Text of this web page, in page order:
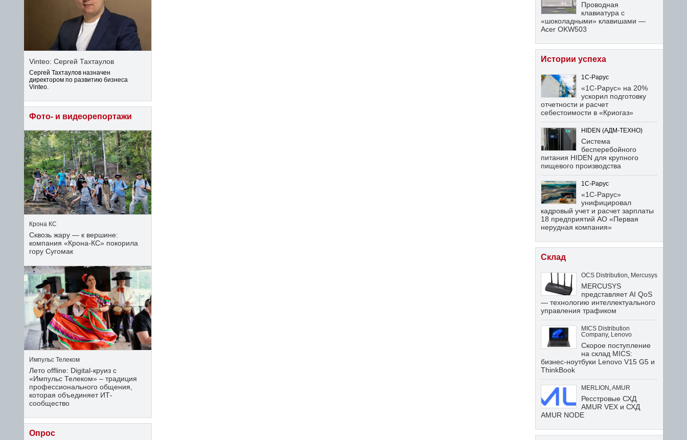
Vinteo: Сергей Тахтаулов
Сергей Тахтаулов назначен
директором по развитию бизнеса
Vinteo.
Фото- и видеорепортажи
Крона КС
Сквозь жару — к вершине:
компания «Крона‑КС» покорила
гору Сугомак
Импульс Телеком
Лето offline: Digital-круиз с
«Импульс Телеком» – традиция
профессионального общения,
которая объединяет ИТ-
сообщество
Опрос
Проводная
клавиатура с
«шоколадными» клавишами —
Acer OKW503
Истории успеха
1С-Рарус
«1С-Рарус» на 20%
ускорил подготовку
отчетности и расчет
себестоимости в «Криогаз»
HIDEN (АДМ-ТЕХНО)
Система
бесперебойного
питания HIDEN для крупного
пищевого производства
1С-Рарус
«1С-Рарус»
унифицировал
кадровый учет и расчет зарплаты
18 предприятий АО «Первая
нерудная компания»
Склад
OCS Distribution Mercusys
MERCUSYS
представляет AI QoS
— технологию интеллектуального
управления трафиком
MICS Distribution
Company, Lenovo
Скорое поступление
на склад MICS:
бизнес-ноутбуки Lenovo V15 G5 и
ThinkBook
MERLION AMUR
Ресстровые СХД
AMUR VEX и СХД
AMUR NODE